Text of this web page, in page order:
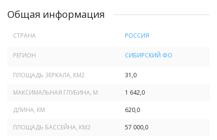
Общая информация
СТРАНА РОССИЯ
РЕГИОН СИБИРСКИЙ ФО
ПЛОЩАДЬ ЗЕРКАЛА, КМ2 31,0
МАКСИМАЛЬНАЯ ГЛУБИНА, М 1 642,0
ДЛИНА, КМ 620,0
ПЛОЩАДЬ БАССЕЙНА, КМ2 57 000,0